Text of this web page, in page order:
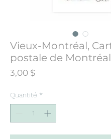
Vieux-Montréal,
postale de Montréal
3,00 $Prix
Quantité *